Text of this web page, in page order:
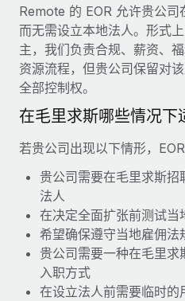
背景调查
简化候选人筛选流程
合规守望台
防范合规风险
设备管理
在全球范围内配置和跟踪 IT
实体设立
快速建立合规实体
人员调配与搬迁
轻松搬迁员工
福利
案例研究
获得支持
查看全部资源
博客
EOR compliance
As the global workforce
to the demands of today’s
了解更多
What a Workday global
actually looks like
Remote 的 EOR 允许贵公司
而无需设立本地法人。形式
主，我们负责合规、薪资、
资源流程，但贵公司保留对
全部控制权。
在毛里求斯哪些情况下
若贵公司出现以下情形，
贵公司需要在毛里求斯
法人
在决定全面扩张前测试当
希望确保遵守当地雇佣法
贵公司需要一种在毛里
入职方式
在设立法人前需要临时的